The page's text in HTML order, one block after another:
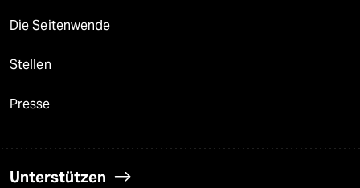
Die Seitenwende
Stellen
Presse
Unterstützen